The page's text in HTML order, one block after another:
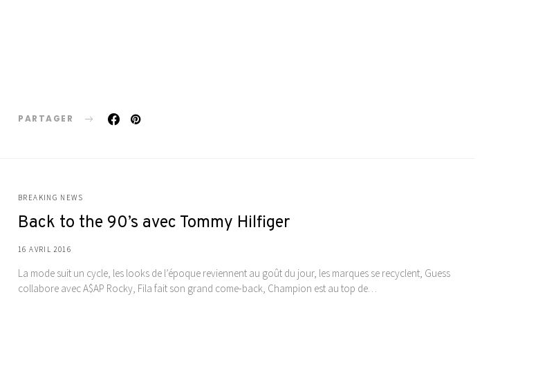
PARTAGER
BREAKING NEWS
Back to the 90’s avec Tommy Hilfiger
16 AVRIL 2016
La mode suit un cycle, les looks de l’époque reviennent au goût du jour, les marques se recyclent, Guess
collabore avec A$AP Rocky, Fila fait son grand come-back, Champion est au top de…